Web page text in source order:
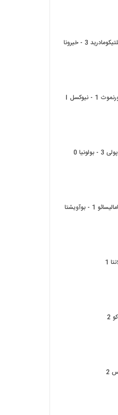
خلاصه بازی اتلتیکومادرید 3 - خیرونا
نیوکسل 1
0
خلاصه بازی فامالیسائو 1 - بوآویشتا